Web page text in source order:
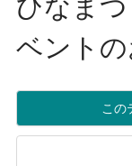
ベント
この